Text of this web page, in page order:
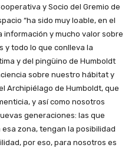
y Socio del Gremio de
“ha sido muy loable, en el
y mucho valor sobre
y todo lo que conlleva la
y del pingüino de Humboldt
sobre nuestro hábitat y
Archipiélago de Humboldt, que
y así como nosotros
generaciones: las que
zona, tengan la posibilidad
por eso, para nosotros es